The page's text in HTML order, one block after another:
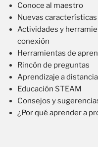
Conoce al maestro
Nuevas características
Actividades y
conexión
Herramientas de
Rincón de preguntas
Aprendizaje a distancia
Educación STEAM
Consejos y
¿Por qué aprender a